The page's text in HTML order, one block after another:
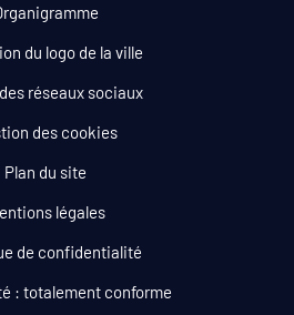
du logo de la ville
réseaux sociaux
des cookies
Plan du site
légales
de confidentialité
: totalement conforme